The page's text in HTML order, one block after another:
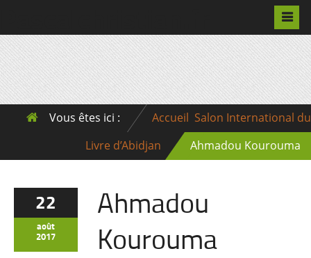
Vous êtes ici : Accueil Salon International du
Livre d’Abidjan
Ahmadou Kourouma
22
août
2017
Ahmadou
Kourouma